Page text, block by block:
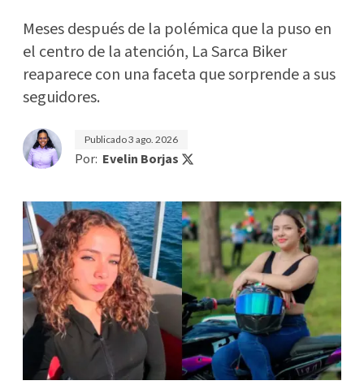
Meses después de la polémica que la puso en
el centro de la atención, La Sarca Biker
reaparece con una faceta que sorprende a sus
seguidores.
Publicado3 ago. 2026
Por: Evelin Borjas